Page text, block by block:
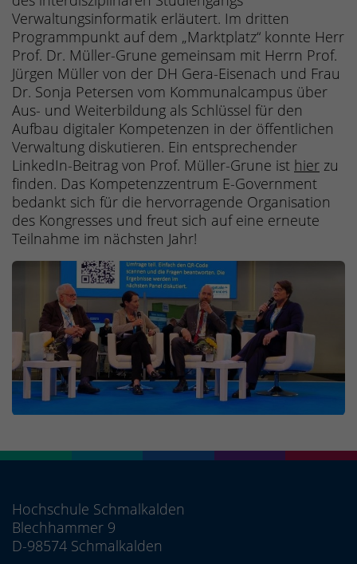
Verwaltungsinformatik erläutert. Im dritten
Programmpunkt auf dem „Marktplatz“ konnte Herr
Prof. Dr. Müller-Grune gemeinsam mit Herrn Prof.
Jürgen Müller von der DH Gera-Eisenach und Frau
Dr. Sonja Petersen vom Kommunalcampus über
Aus- und Weiterbildung als Schlüssel für den
Aufbau digitaler Kompetenzen in der öffentlichen
Verwaltung diskutieren. Ein entsprechender
LinkedIn-Beitrag von Prof. Müller-Grune ist hier zu
finden. Das Kompetenzzentrum E-Government
bedankt sich für die hervorragende Organisation
des Kongresses und freut sich auf eine erneute
Teilnahme im nächsten Jahr!
Hochschule Schmalkalden
Blechhammer 9
D-98574 Schmalkalden